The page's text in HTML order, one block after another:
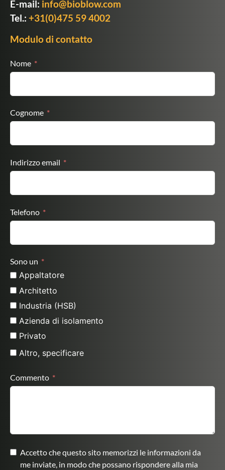
E-mail: info@bioblow.com
Tel.: +31(0)475 59 4002
Modulo di contatto
Nome
Cognome
Indirizzo email
Telefono
Sono un
Appaltatore
Architetto
Industria (HSB)
Azienda di isolamento
Privato
Altro, specificare
Commento
Accetto che questo sito memorizzi le informazioni da
me inviate, in modo che possano rispondere alla mia